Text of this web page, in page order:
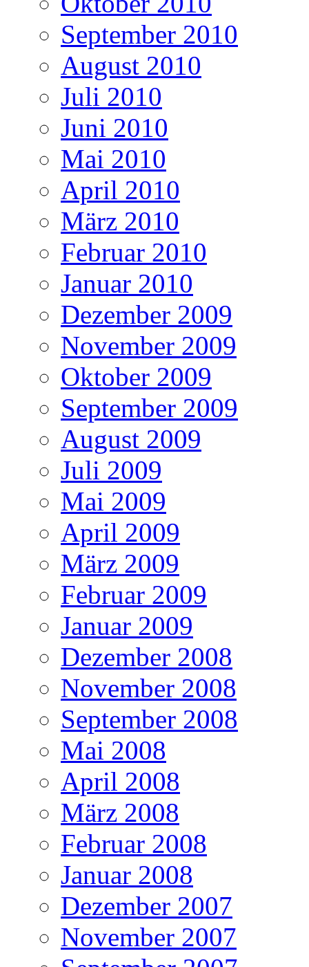
September 2010
August 2010
Juli 2010
Juni 2010
Mai 2010
April 2010
März 2010
Februar 2010
Januar 2010
Dezember 2009
November 2009
Oktober 2009
September 2009
August 2009
Juli 2009
Mai 2009
April 2009
März 2009
Februar 2009
Januar 2009
Dezember 2008
November 2008
September 2008
Mai 2008
April 2008
März 2008
Februar 2008
Januar 2008
Dezember 2007
November 2007